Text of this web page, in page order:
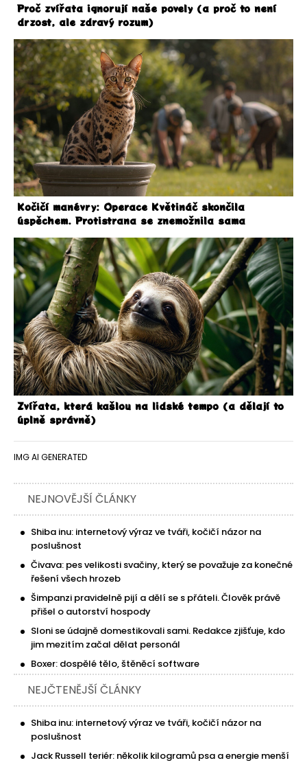
Proč zvířata ignorují naše povely (a proč to není
drzost, ale zdravý rozum)
Kočičí manévry: Operace Květináč skončila
úspěchem. Protistrana se znemožnila sama
Zvířata, která kašlou na lidské tempo (a dělají to
úplně správně)
IMG AI GENERATED
NEJNOVĚJŠÍ ČLÁNKY
Shiba inu: internetový výraz ve tváři, kočičí názor na
poslušnost
Čivava: pes velikosti svačiny, který se považuje za konečné
řešení všech hrozeb
Šimpanzi pravidelně pijí a dělí se s přáteli. Člověk právě
přišel o autorství hospody
Sloni se údajně domestikovali sami. Redakce zjišťuje, kdo
jim mezitím začal dělat personál
Boxer: dospělé tělo, štěněcí software
NEJČTENĚJŠÍ ČLÁNKY
Shiba inu: internetový výraz ve tváři, kočičí názor na
poslušnost
Jack Russell teriér: několik kilogramů psa a energie menší